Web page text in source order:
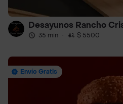
Desayunos Rancho
35 min · $ 5500
Envío Gratis